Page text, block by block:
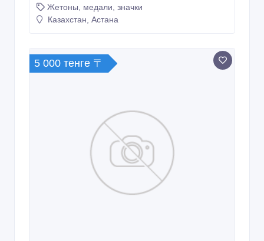
Жетоны, медали, значки
Казахстан, Астана
5 000 тенге 〒